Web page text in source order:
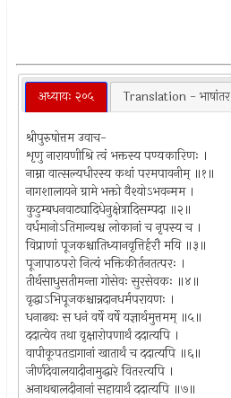
अध्यायः २०५ Translation - भाषांतर
श्रीपुरुषोत्तम उवाच-
शृणु नारायणीश्रि त्वं भक्तस्य पण्यकारिणः ।
नाम्ना वात्सल्यधीरस्य कथां परमपावनीम् ॥१॥
नागशालायने ग्रामे भक्तो वैश्योऽभवन्मम ।
कुटुम्बधनवाट्यादिधेनुक्षेत्रादिसम्पदा ॥२॥
वर्धमानोऽतिमान्यश्च लोकानां च नृपस्य च ।
विप्राणां पूजकश्चातिध्यानवृत्तिर्हरौ मयि ॥३॥
पूजापाठपरो नित्यं भक्तिकीर्तनतत्परः ।
तीर्थसाधुसतीमन्ता गोसेवः सुरसेवकः ॥४॥
वृद्धाऽभिपूजकश्चान्नदानधर्मपरायणः ।
धनाढ्यः स धनं वर्षे वर्षे यज्ञार्थमुत्तमम् ॥५॥
ददात्येव तथा वृक्षारोपणार्थं ददात्यपि ।
वापीकूपतडागानां खातार्थं च ददात्यपि ॥६॥
जीर्णदेवालयादीनामुद्धारे वितरत्यपि ।
अनाथबालदीनानां सहायार्थं ददात्यपि ॥७॥